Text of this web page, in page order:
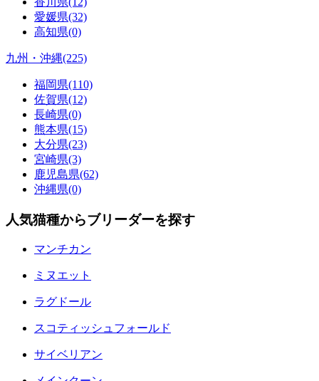
愛媛県(32)
高知県(0)
九州・沖縄(225)
福岡県(110)
佐賀県(12)
長崎県(0)
熊本県(15)
大分県(23)
宮崎県(3)
鹿児島県(62)
沖縄県(0)
人気猫種からブリーダーを探す
マンチカン
ミヌエット
ラグドール
スコティッシュフォールド
サイベリアン